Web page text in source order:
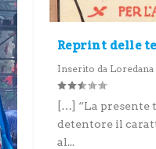
Reprint delle
Inserito da
[…] “La presente
detentore il
al...